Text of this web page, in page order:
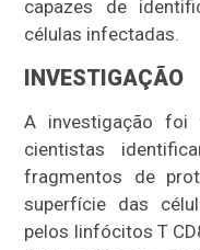
capazes de
células infectadas.
INVESTIGAÇÃO
A investigação foi
cientistas
fragmentos de
superfície das
pelos linfócitos T